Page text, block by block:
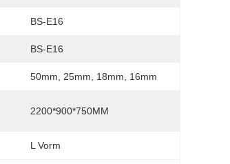
BS-E16
BS-E16
50mm, 25mm, 18mm, 16mm
2200*900*750MM
L Vorm